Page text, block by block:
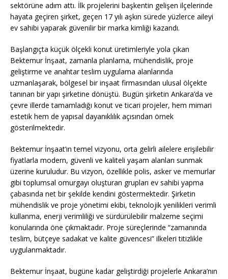
sektörüne adım attı. İlk projelerini başkentin gelişen ilçelerinde
hayata geçiren şirket, geçen 17 yılı aşkın sürede yüzlerce aileyi
ev sahibi yaparak güvenilir bir marka kimliği kazandı.
Başlangıçta küçük ölçekli konut üretimleriyle yola çıkan
Bektemur İnşaat, zamanla planlama, mühendislik, proje
geliştirme ve anahtar teslim uygulama alanlarında
uzmanlaşarak, bölgesel bir inşaat firmasından ulusal ölçekte
tanınan bir yapı şirketine dönüştü. Bugün şirketin Ankara’da ve
çevre illerde tamamladığı konut ve ticari projeler, hem mimari
estetik hem de yapısal dayanıklılık açısından örnek
gösterilmektedir.
Bektemur İnşaat’ın temel vizyonu, orta gelirli ailelere erişilebilir
fiyatlarla modern, güvenli ve kaliteli yaşam alanları sunmak
üzerine kuruludur. Bu vizyon, özellikle polis, asker ve memurlar
gibi toplumsal omurgayı oluşturan grupları ev sahibi yapma
çabasında net bir şekilde kendini göstermektedir. Şirketin
mühendislik ve proje yönetimi ekibi, teknolojik yenilikleri verimli
kullanma, enerji verimliliği ve sürdürülebilir malzeme seçimi
konularında öne çıkmaktadır. Proje süreçlerinde “zamanında
teslim, bütçeye sadakat ve kalite güvencesi” ilkeleri titizlikle
uygulanmaktadır.
Bektemur İnşaat, bugüne kadar geliştirdiği projelerle Ankara’nın